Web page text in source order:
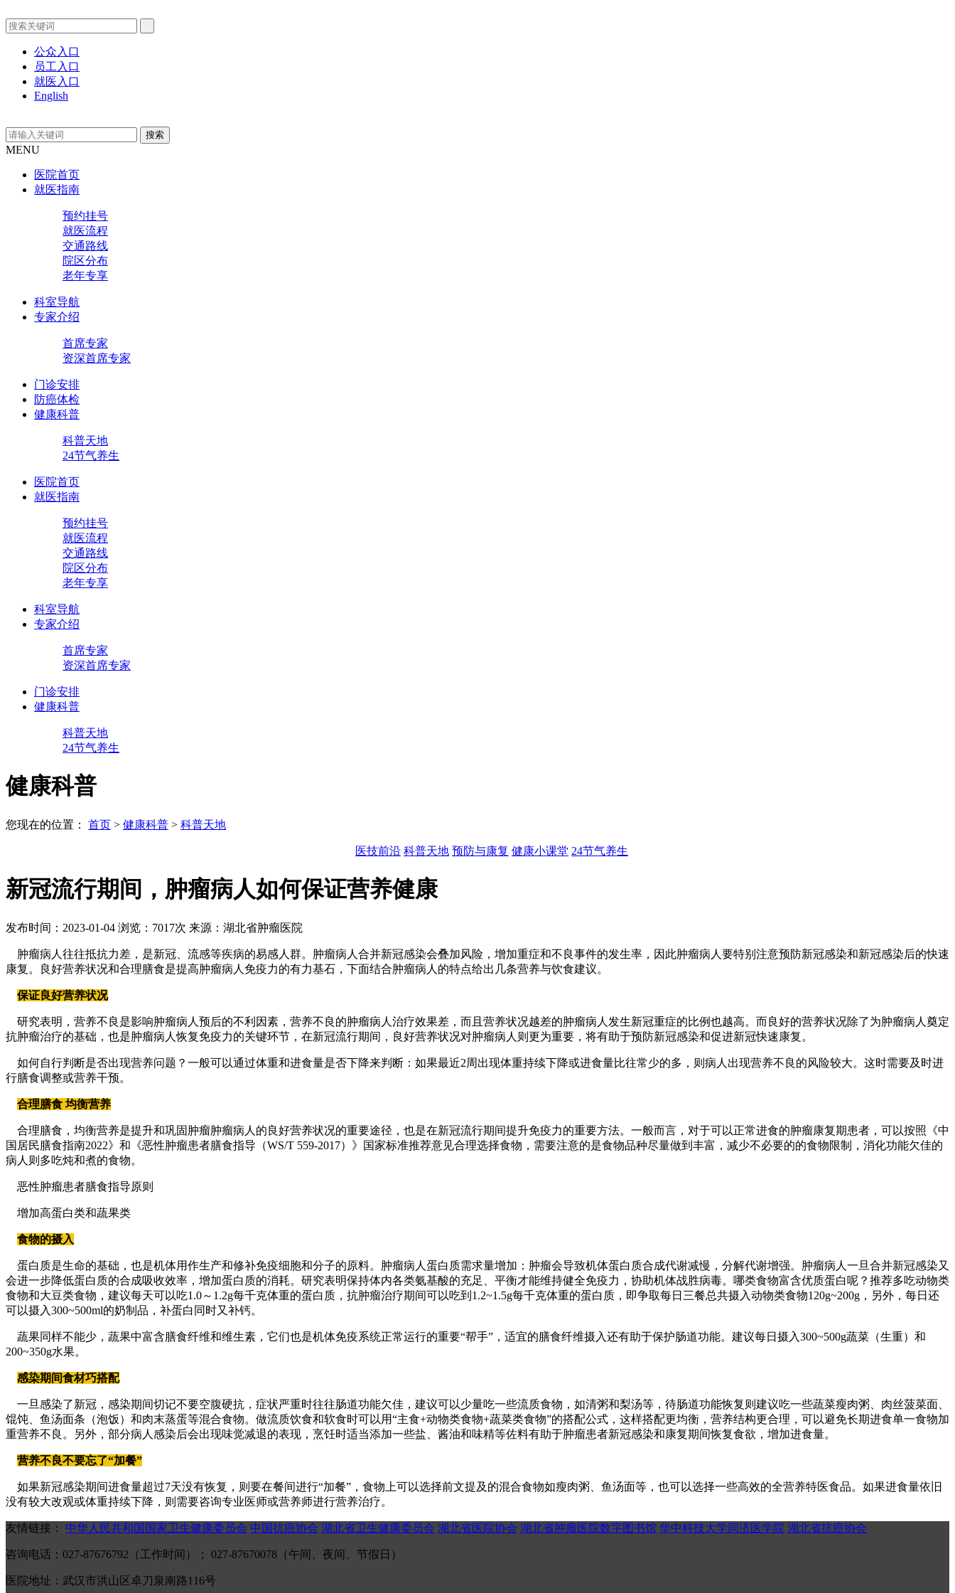
公众入口
员工入口
就医入口
English
MENU
医院首页
就医指南
预约挂号
就医流程
交通路线
院区分布
老年专享
科室导航
专家介绍
首席专家
资深首席专家
门诊安排
防癌体检
健康科普
科普天地
24节气养生
医院首页
就医指南
预约挂号
就医流程
交通路线
院区分布
老年专享
科室导航
专家介绍
首席专家
资深首席专家
门诊安排
健康科普
科普天地
24节气养生
健康科普
您现在的位置： 首页 > 健康科普 > 科普天地
医技前沿 科普天地 预防与康复 健康小课堂 24节气养生
新冠流行期间，肿瘤病人如何保证营养健康
发布时间：2023-01-04 浏览：7017次 来源：湖北省肿瘤医院
肿瘤病人往往抵抗力差，是新冠、流感等疾病的易感人群。肿瘤病人合并新冠感染会叠加风险，增加重症和不良事件的发生率，因此肿瘤病人要特别注意预防新冠感染和新冠感染后的快速
康复。良好营养状况和合理膳食是提高肿瘤病人免疫力的有力基石，下面结合肿瘤病人的特点给出几条营养与饮食建议。
保证良好营养状况
研究表明，营养不良是影响肿瘤病人预后的不利因素，营养不良的肿瘤病人治疗效果差，而且营养状况越差的肿瘤病人发生新冠重症的比例也越高。而良好的营养状况除了为肿瘤病人奠定
抗肿瘤治疗的基础，也是肿瘤病人恢复免疫力的关键环节，在新冠流行期间，良好营养状况对肿瘤病人则更为重要，将有助于预防新冠感染和促进新冠快速康复。
如何自行判断是否出现营养问题？一般可以通过体重和进食量是否下降来判断：如果最近2周出现体重持续下降或进食量比往常少的多，则病人出现营养不良的风险较大。这时需要及时进
行膳食调整或营养干预。
合理膳食 均衡营养
合理膳食，均衡营养是提升和巩固肿瘤肿瘤病人的良好营养状况的重要途径，也是在新冠流行期间提升免疫力的重要方法。一般而言，对于可以正常进食的肿瘤康复期患者，可以按照《中
国居民膳食指南2022》和《恶性肿瘤患者膳食指导（WS/T 559-2017）》国家标准推荐意见合理选择食物，需要注意的是食物品种尽量做到丰富，减少不必要的的食物限制，消化功能欠佳的
病人则多吃炖和煮的食物。
恶性肿瘤患者膳食指导原则
增加高蛋白类和蔬果类
食物的摄入
蛋白质是生命的基础，也是机体用作生产和修补免疫细胞和分子的原料。肿瘤病人蛋白质需求量增加：肿瘤会导致机体蛋白质合成代谢减慢，分解代谢增强。肿瘤病人一旦合并新冠感染又
会进一步降低蛋白质的合成吸收效率，增加蛋白质的消耗。研究表明保持体内各类氨基酸的充足、平衡才能维持健全免疫力，协助机体战胜病毒。哪类食物富含优质蛋白呢？推荐多吃动物类
食物和大豆类食物，建议每天可以吃1.0～1.2g每千克体重的蛋白质，抗肿瘤治疗期间可以吃到1.2~1.5g每千克体重的蛋白质，即争取每日三餐总共摄入动物类食物120g~200g，另外，每日还
可以摄入300~500ml的奶制品，补蛋白同时又补钙。
蔬果同样不能少，蔬果中富含膳食纤维和维生素，它们也是机体免疫系统正常运行的重要“帮手”，适宜的膳食纤维摄入还有助于保护肠道功能。建议每日摄入300~500g蔬菜（生重）和
200~350g水果。
感染期间食材巧搭配
一旦感染了新冠，感染期间切记不要空腹硬抗，症状严重时往往肠道功能欠佳，建议可以少量吃一些流质食物，如清粥和梨汤等，待肠道功能恢复则建议吃一些蔬菜瘦肉粥、肉丝菠菜面、
馄饨、鱼汤面条（泡饭）和肉末蒸蛋等混合食物。做流质饮食和软食时可以用“主食+动物类食物+蔬菜类食物”的搭配公式，这样搭配更均衡，营养结构更合理，可以避免长期进食单一食物加
重营养不良。另外，部分病人感染后会出现味觉减退的表现，烹饪时适当添加一些盐、酱油和味精等佐料有助于肿瘤患者新冠感染和康复期间恢复食欲，增加进食量。
营养不良不要忘了“加餐”
如果新冠感染期间进食量超过7天没有恢复，则要在餐间进行“加餐”，食物上可以选择前文提及的混合食物如瘦肉粥、鱼汤面等，也可以选择一些高效的全营养特医食品。如果进食量依旧
没有较大改观或体重持续下降，则需要咨询专业医师或营养师进行营养治疗。
友情链接： 中华人民共和国国家卫生健康委员会 中国抗癌协会 湖北省卫生健康委员会 湖北省医院协会 湖北省肿瘤医院数字图书馆 华中科技大学同济医学院 湖北省抗癌协会
咨询电话：027-87676792（工作时间）； 027-87670078（午间、夜间、节假日）
医院地址：武汉市洪山区卓刀泉南路116号